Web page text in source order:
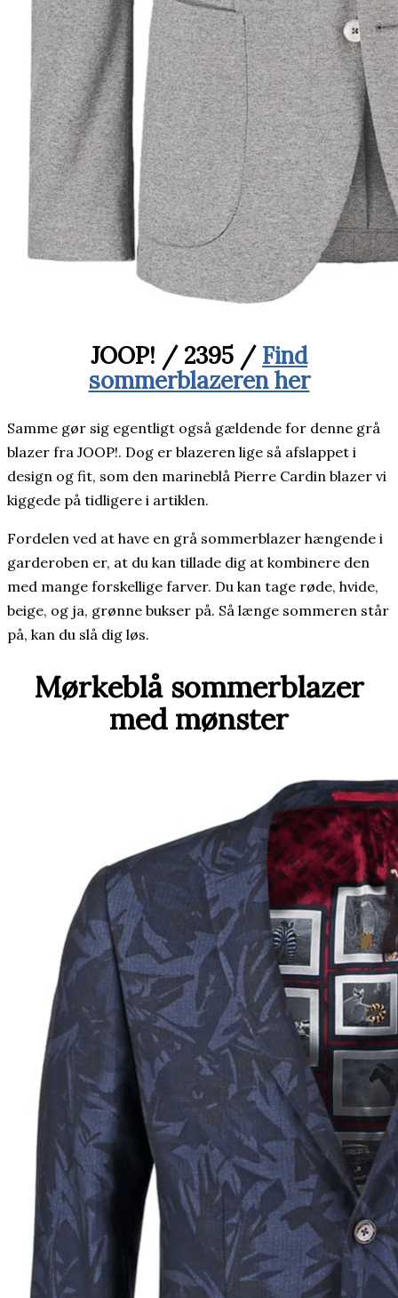
JOOP! / 2395 / Find
sommerblazeren her
Samme gør sig egentligt også gældende for denne grå
blazer fra JOOP!. Dog er blazeren lige så afslappet i
design og fit, som den marineblå Pierre Cardin blazer vi
kiggede på tidligere i artiklen.
Fordelen ved at have en grå sommerblazer hængende i
garderoben er, at du kan tillade dig at kombinere den
med mange forskellige farver. Du kan tage røde, hvide,
beige, og ja, grønne bukser på. Så længe sommeren står
på, kan du slå dig løs.
Mørkeblå sommerblazer
med mønster